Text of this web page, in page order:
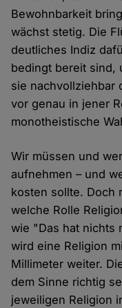
Bewohnbarkeit
wächst stetig. Die
deutliches Indiz
bedingt bereit sind,
sie nachvollziehbar
vor genau in jener
monotheistische
Wir müssen und
aufnehmen – und
kosten sollte. Doch
welche Rolle
wie "Das hat nichts
wird eine Religion
Millimeter weiter.
dem Sinne richtig
jeweiligen Religion